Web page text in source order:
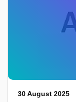
30 August 2025